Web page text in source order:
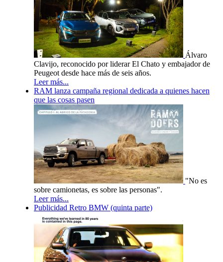
Álvaro
Clavijo, reconocido por liderar El Chato y embajador de
Peugeot desde hace más de seis años.
Leer más...
RAM lanza campaña regional dedicada a quienes hacen
que las cosas pasen
"No es
sobre camionetas, es sobre las personas".
Leer más...
Publicidad Retro BMW (quinta parte)